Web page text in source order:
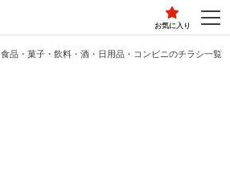
お気に入り
食品・菓子・飲料・酒・日用品・コンビニのチラシ一覧